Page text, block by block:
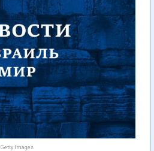
Getty Images